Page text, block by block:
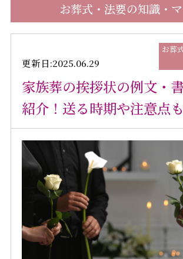
お葬式・法要の知識・
更新日:2025.06.29
お葬
家族葬の挨拶状の例文・
紹介！送る時期や注意点